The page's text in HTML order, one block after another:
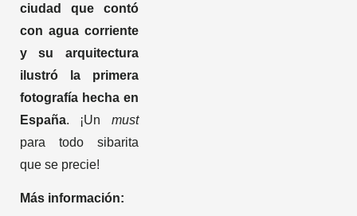
ciudad que contó
con agua corriente
y su arquitectura
ilustró la primera
fotografía hecha en
España. ¡Un must
para todo sibarita
que se precie!
Más información: